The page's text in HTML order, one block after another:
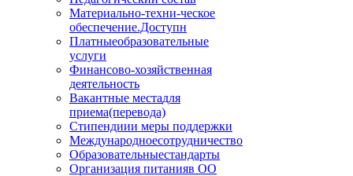
Материально-техни-ческое
обеспечение.Доступн
Платныеобразовательные
услуги
Финансово-хозяйственная
деятельность
Вакантные местадля
приема(перевода)
Стипендиии меры поддержки
Международноесотрудничество
Образовательныестандарты
Организация питанияв ОО